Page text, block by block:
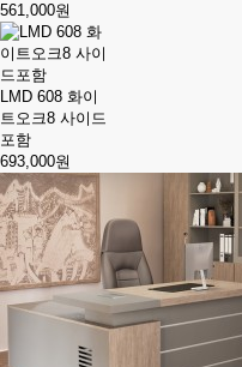
561,000원
LMD 608 화이
트오크8 사이드
포함
693,000원